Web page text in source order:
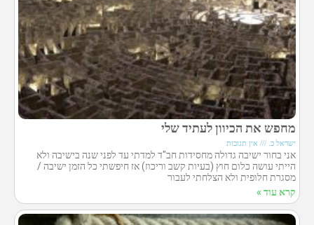
מחפש את הכיוון לעתיד שלי
ישראל כ. אין תגובות
אני בחור ישיבה גדולה מחסידות חב"ד למדתי עד לפני שנה בישיבה ולא
הייתי עושה כלום חוץ (בעיות קשב וריכוז) אז חיפשתי כל הזמן ישיבה /
מסגרת חלופית ולא הצלחתי לעבור
קרא עוד »